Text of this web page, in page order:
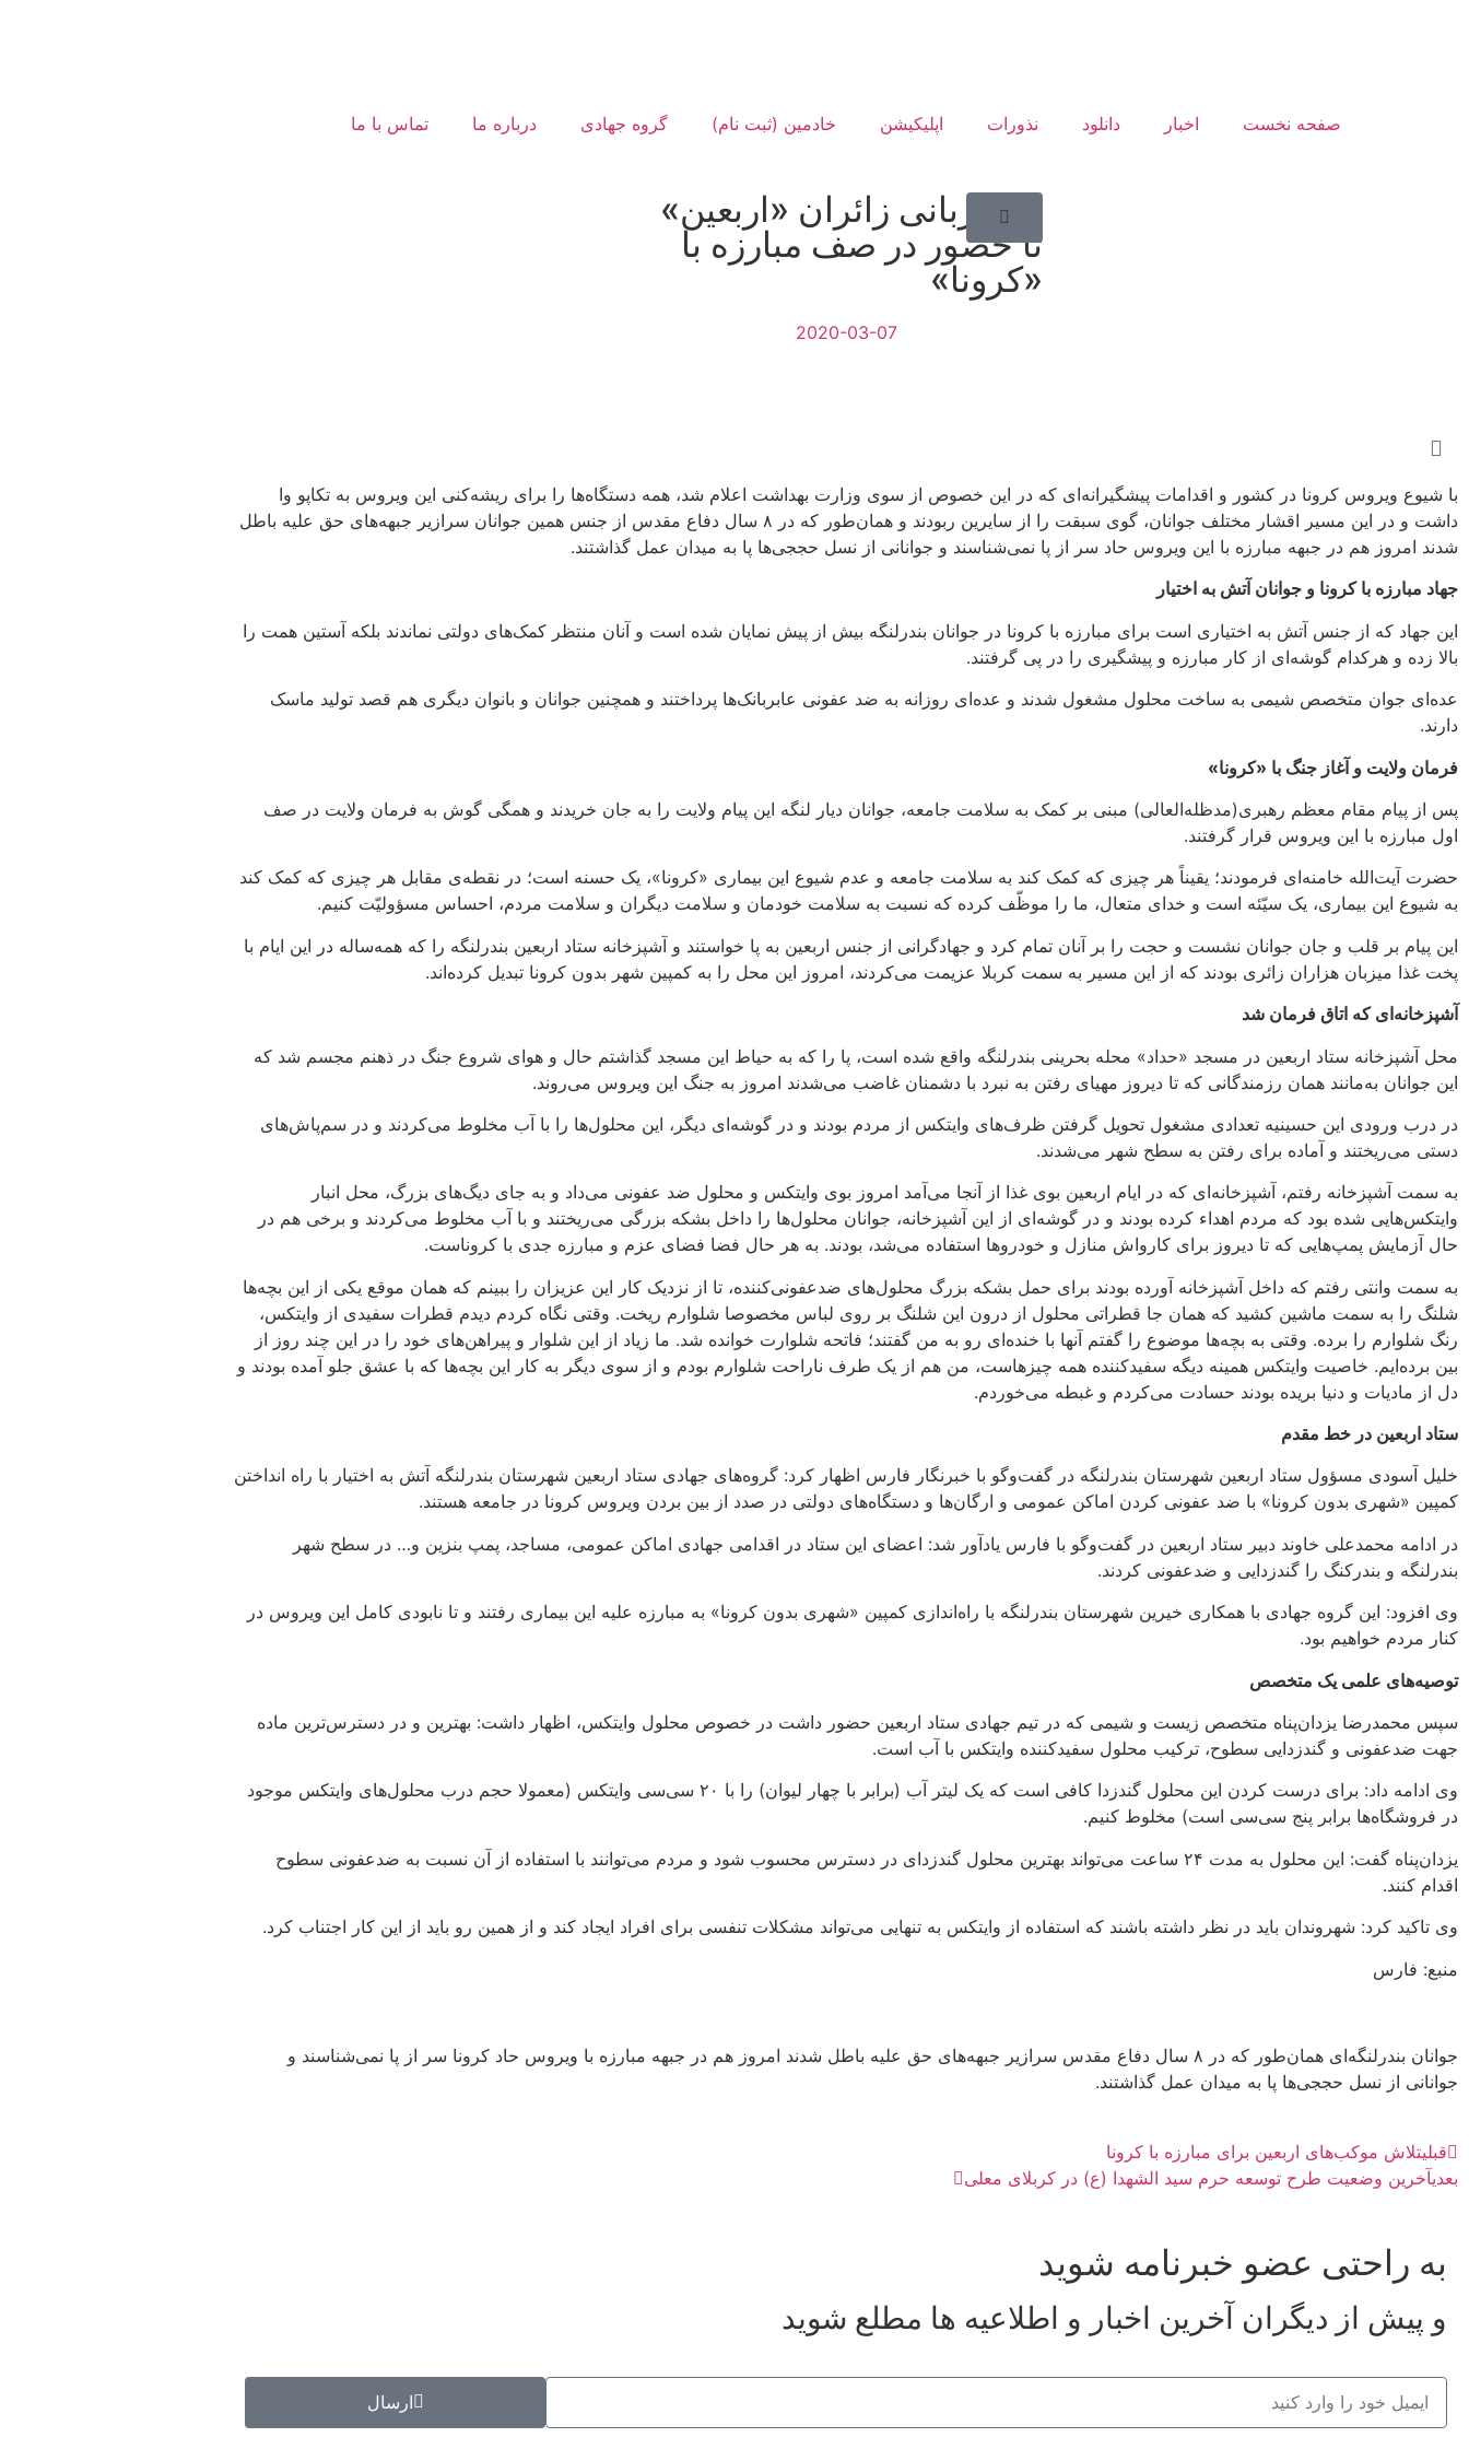
صفحه نخست اخبار دانلود نذورات اپلیکیشن خادمین (ثبت نام) گروه جهادی درباره ما تماس با ما
از میزبانی زائران «اربعین»
تا حضور در صف مبارزه با
«کرونا»
2020-03-07
با شیوع ویروس کرونا در کشور و اقدامات پیشگیرانه‌ای که در این خصوص از سوی وزارت بهداشت اعلام شد، همه دستگاه‌ها را برای ریشه‌کنی این ویروس به تکاپو وا
داشت و در این مسیر اقشار مختلف جوانان، گوی سبقت را از سایرین ربودند و همان‌طور که در ۸ سال دفاع مقدس از جنس همین جوانان سرازیر جبهه‌های حق علیه باطل
شدند امروز هم در جبهه مبارزه با این ویروس حاد سر از پا نمی‌شناسند و جوانانی از نسل حججی‌ها پا به میدان عمل گذاشتند.
جهاد مبارزه با کرونا و جوانان آتش به اختیار
این جهاد که از جنس آتش به اختیاری است برای مبارزه با کرونا در جوانان بندرلنگه بیش از پیش نمایان شده است و آنان منتظر کمک‌های دولتی نماندند بلکه آستین همت را
بالا زده و هرکدام گوشه‌ای از کار مبارزه و پیشگیری را در پی گرفتند.
عده‌ای جوان متخصص شیمی به ساخت محلول مشغول شدند و عده‌ای روزانه به ضد عفونی عابر‌بانک‌ها پرداختند و همچنین جوانان و بانوان دیگری هم قصد تولید ماسک
دارند.
فرمان ولایت و آغاز جنگ با «کرونا»
پس از پیام مقام معظم رهبری(مدظله‌العالی) مبنی بر کمک به سلامت جامعه، جوانان دیار لنگه این پیام ولایت را به جان خریدند و همگی گوش به فرمان ولایت در صف
اول مبارزه با این ویروس قرار گرفتند.
حضرت آیت‌الله خامنه‌ای فرمودند؛ یقیناً هر چیزی که کمک کند به سلامت جامعه و عدم شیوع این بیماری «کرونا»، یک حسنه است؛ در نقطه‌ی مقابل هر چیزی که کمک کند
به شیوع این بیماری، یک سیّئه است و ‌خدای متعال، ما را موظّف کرده که نسبت به سلامت خودمان و سلامت دیگران و سلامت مردم، احساس مسؤولیّت کنیم.
این پیام بر قلب و جان جوانان نشست و حجت را بر آنان تمام کرد و جهادگرانی از جنس اربعین به پا خواستند و آشپزخانه ستاد اربعین بندرلنگه را که همه‌ساله در این ایام با
پخت غذا میزبان هزاران زائری بودند که از این مسیر به سمت کربلا عزیمت می‌کردند، امروز این ‌محل را به کمپین شهر بدون کرونا تبدیل کرده‌اند.
آشپزخانه‌ای که اتاق فرمان شد
محل آشپزخانه ستاد اربعین در مسجد «حداد» محله بحرینی بندرلنگه واقع شده است، پا را که به حیاط این مسجد گذاشتم حال و هوای شروع جنگ در ذهنم مجسم شد که
این جوانان به‌مانند همان رزمندگانی که تا دیروز مهیای رفتن به نبرد با دشمنان غاضب می‌شدند امروز به جنگ این ویروس می‌روند.
در درب ورودی این حسینیه تعدادی مشغول تحویل گرفتن ظرف‌های وایتکس از مردم بودند و در گوشه‌ای دیگر، این محلول‌ها را با آب مخلوط می‌کردند و در سم‌پاش‌های
دستی می‌ریختند و آماده برای رفتن به سطح شهر می‌شدند.
به سمت آشپزخانه رفتم، آشپزخانه‌ای که در ایام اربعین بوی غذا از آنجا می‌آمد امروز بوی وایتکس و محلول ضد عفونی می‌داد و به جای دیگ‌های بزرگ، محل انبار
وایتکس‌هایی شده بود که مردم اهداء کرده بودند و در گوشه‌ای از این آشپزخانه، جوانان محلول‌ها را داخل بشکه بزرگی می‌ریختند و با آب مخلوط می‌کردند و برخی هم در
حال آزمایش پمپ‌هایی که تا دیروز برای کارواش منازل و خودروها استفاده می‌شد، بودند. به هر حال فضا فضای عزم و مبارزه جدی با کروناست.
به سمت وانتی رفتم که داخل آشپزخانه آورده بودند برای حمل بشکه بزرگ محلول‌های ضدعفونی‌کننده، تا از نزدیک کار این عزیزان را ببینم که همان موقع یکی از این بچه‌ها
شلنگ را به سمت ماشین کشید که همان‌ جا قطراتی محلول از درون این شلنگ بر روی لباس مخصوصا شلوارم ریخت. وقتی نگاه کردم دیدم قطرات سفیدی از وایتکس،
رنگ شلوارم را برده. وقتی به بچه‌ها موضوع را گفتم آنها با خنده‌ای رو به من گفتند؛ فاتحه شلوارت خوانده شد. ما زیاد از این شلوار و پیراهن‌های خود را در این چند روز از
بین برده‌ایم. خاصیت وایتکس همینه دیگه سفیدکننده همه چیزهاست، من هم از یک طرف ناراحت شلوارم بودم و از سوی دیگر به کار این بچه‌ها که با عشق جلو آمده بودند و
دل از مادیات و دنیا بریده بودند حسادت می‌کردم و غبطه می‌خوردم.
ستاد اربعین در خط مقدم
خلیل آسودی مسؤول ستاد اربعین شهرستان بندرلنگه در گفت‌وگو با خبرنگار فارس اظهار کرد‌: گروه‌های جهادی ستاد اربعین شهرستان بندرلنگه آتش به اختیار با راه انداختن
کمپین «شهری بدون کرونا» با ضد عفونی کردن اماکن عمومی و ارگان‌ها و دستگاه‌های دولتی در صدد از بین بردن ویروس کرونا در جامعه هستند.
در ادامه محمدعلی خاوند دبیر ستاد اربعین در گفت‌وگو با فارس یادآور شد: اعضای این ستاد در اقدامی جهادی اماکن عمومی، مساجد، پمپ بنزین و… در سطح شهر
بندرلنگه و بندرکنگ را گندزدایی و ضدعفونی کردند.
وی افزود: این گروه جهادی با همکاری خیرین شهرستان بندرلنگه با راه‌اندازی کمپین «شهری بدون کرونا» به مبارزه علیه این بیماری رفتند و تا نابودی کامل این ویروس در
کنار مردم خواهیم بود.
توصیه‌های علمی یک متخصص
سپس محمدرضا یزدان‌پناه متخصص زیست و شیمی که در تیم جهادی ستاد اربعین حضور داشت در خصوص محلول وایتکس، اظهار داشت: بهترین و در دسترس‌ترین ماده
جهت ضدعفونی و گندزدایی سطوح، ترکیب محلول سفیدکننده وایتکس با آب است.
وی ادامه داد: برای درست کردن این محلول گندزدا کافی است که یک لیتر آب (برابر با چهار لیوان) را با ۲۰ سی‌سی وایتکس (معمولا حجم درب محلول‌های وایتکس موجود
در فروشگاه‌ها برابر پنج سی‌سی است) مخلوط کنیم.
یزدان‌پناه گفت: این محلول به مدت ۲۴ ساعت می‌تواند بهترین محلول گندزدای در دسترس محسوب شود و مردم می‌توانند با استفاده از آن نسبت به ضدعفونی سطوح
اقدام کنند.
وی تاکید کرد: شهروندان باید در نظر داشته باشند که استفاده از وایتکس به تنهایی می‌تواند مشکلات تنفسی برای افراد ایجاد کند و از همین رو باید از این کار اجتناب کرد.
منبع: فارس
جوانان بندرلنگه‌ای همان‌طور که در ۸ سال دفاع مقدس سرازیر جبهه‌های حق علیه باطل شدند امروز هم در جبهه مبارزه با ویروس حاد کرونا سر از پا نمی‌شناسند و
جوانانی از نسل حججی‌ها پا به میدان عمل گذاشتند.
قبلیتلاش موکب‌های اربعین برای مبارزه با کرونا
بعدیآخرین وضعیت طرح توسعه حرم سید الشهدا (ع) در کربلای معلی
به راحتی عضو خبرنامه شوید
و پیش از دیگران آخرین اخبار و اطلاعیه ها مطلع شوید
ارسال